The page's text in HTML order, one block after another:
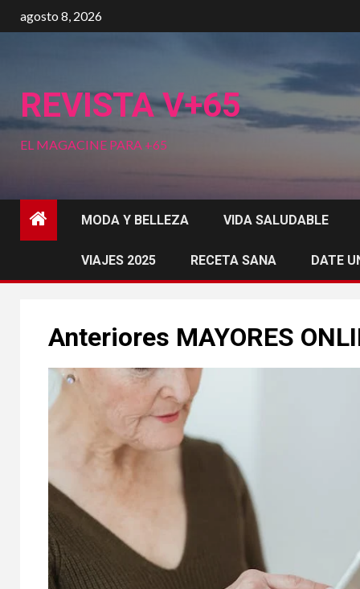
al
agosto 8, 2026
REVISTA V+65
EL MAGACINE PARA +65
MODA Y BELLEZA VIDA SALUDABLE
VIAJES 2025 RECETA SANA DATE
Anteriores MAYORES